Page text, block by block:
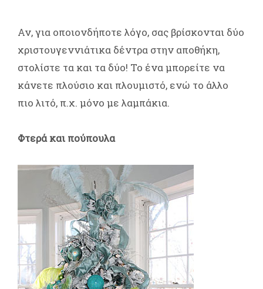
Αν, για οποιονδήποτε λόγο, σας βρίσκονται δύο
χριστουγεννιάτικα δέντρα στην αποθήκη,
στολίστε τα και τα δύο! Το ένα μπορείτε να
κάνετε πλούσιο και πλουμιστό, ενώ το άλλο
πιο λιτό, π.χ. μόνο με λαμπάκια.
Φτερά και πούπουλα